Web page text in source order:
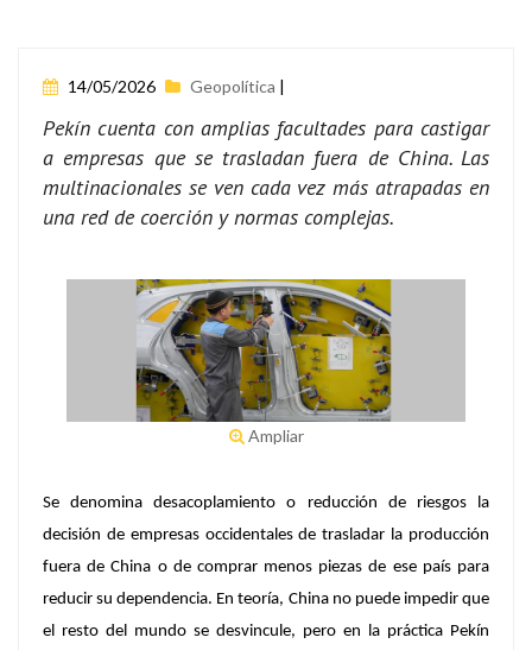
14/05/2026 Geopolítica |
Pekín cuenta con amplias facultades para castigar
a empresas que se trasladan fuera de China. Las
multinacionales se ven cada vez más atrapadas en
una red de coerción y normas complejas.
Ampliar
Se denomina desacoplamiento o reducción de riesgos la
decisión de empresas occidentales de trasladar la producción
fuera de China o de comprar menos piezas de ese país para
reducir su dependencia. En teoría, China no puede impedir que
el resto del mundo se desvincule, pero en la práctica Pekín